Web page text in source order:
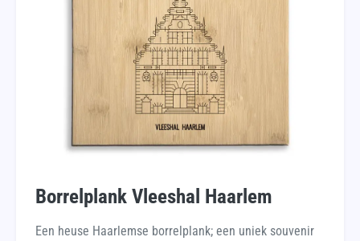
Borrelplank Vleeshal Haarlem
Een heuse Haarlemse borrelplank; een uniek souvenir